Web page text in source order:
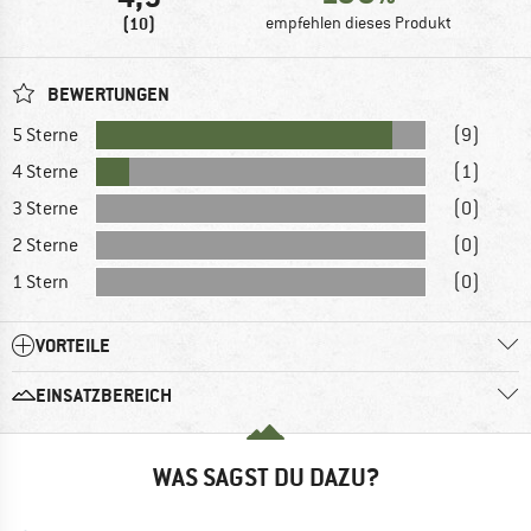
(10) empfehlen dieses Produkt
BEWERTUNGEN
5 Sterne
(9)
4 Sterne
(1)
3 Sterne
(0)
2 Sterne
(0)
1 Stern
(0)
VORTEILE
EINSATZBEREICH
WAS SAGST DU DAZU?